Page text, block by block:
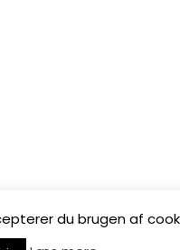
du brugen af